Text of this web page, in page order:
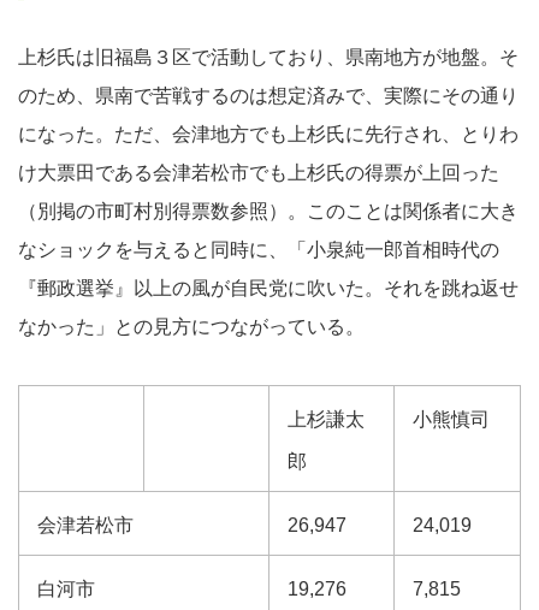
上杉氏は旧福島３区で活動しており、県南地方が地盤。そ
のため、県南で苦戦するのは想定済みで、実際にその通り
になった。ただ、会津地方でも上杉氏に先行され、とりわ
け大票田である会津若松市でも上杉氏の得票が上回った
（別掲の市町村別得票数参照）。このことは関係者に大き
なショックを与えると同時に、「小泉純一郎首相時代の
『郵政選挙』以上の風が自民党に吹いた。それを跳ね返せ
なかった」との見方につながっている。
上杉謙太
郎
小熊慎司
会津若松市 26,947 24,019
白河市 19,276 7,815